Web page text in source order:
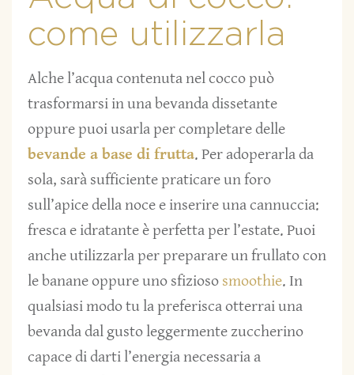
come utilizzarla
Alche l’acqua contenuta nel cocco può
trasformarsi in una bevanda dissetante
oppure puoi usarla per completare delle
bevande a base di frutta. Per adoperarla da
sola, sarà sufficiente praticare un foro
sull’apice della noce e inserire una cannuccia:
fresca e idratante è perfetta per l’estate. Puoi
anche utilizzarla per preparare un frullato con
le banane oppure uno sfizioso smoothie. In
qualsiasi modo tu la preferisca otterrai una
bevanda dal gusto leggermente zuccherino
capace di darti l’energia necessaria a